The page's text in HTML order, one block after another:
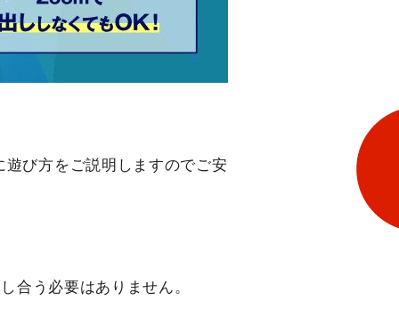
び方をご説明しますのでご安
合う必要はありません。